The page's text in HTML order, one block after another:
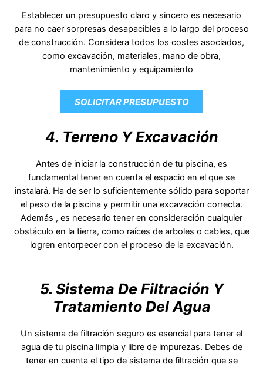
Establecer un presupuesto claro y sincero es necesario
para no caer sorpresas desapacibles a lo largo del proceso
de construcción. Considera todos los costes asociados,
como excavación, materiales, mano de obra,
mantenimiento y equipamiento
SOLICITAR PRESUPUESTO
4. Terreno Y Excavación
Antes de iniciar la construcción de tu piscina, es
fundamental tener en cuenta el espacio en el que se
instalará. Ha de ser lo suficientemente sólido para soportar
el peso de la piscina y permitir una excavación correcta.
Además , es necesario tener en consideración cualquier
obstáculo en la tierra, como raíces de arboles o cables, que
logren entorpecer con el proceso de la excavación.
5. Sistema De Filtración Y
Tratamiento Del Agua
Un sistema de filtración seguro es esencial para tener el
agua de tu piscina limpia y libre de impurezas. Debes de
tener en cuenta el tipo de sistema de filtración que se